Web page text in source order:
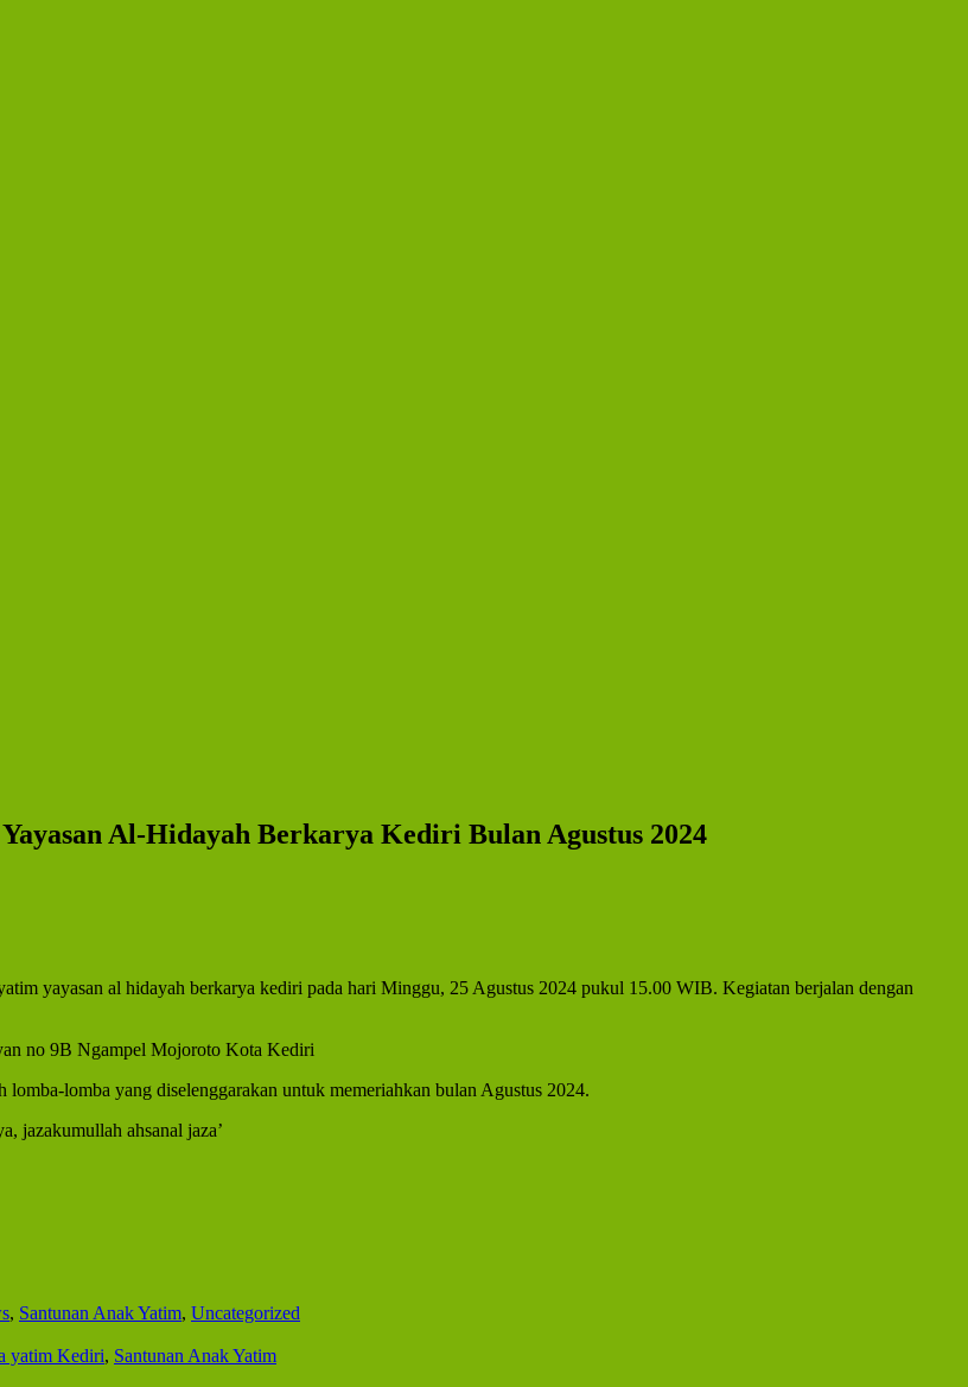
Al-Hidayah Berkarya Kediri Bulan Agustus 2024
yayasan al hidayah berkarya kediri pada hari Minggu, 25 Agustus 2024 pukul 15.00 WIB. Kegiatan berjalan dengan
no 9B Ngampel Mojoroto Kota Kediri
lomba yang diselenggarakan untuk memeriahkan bulan Agustus 2024.
jazakumullah ahsanal jaza’
, Santunan Anak Yatim, Uncategorized
yatim Kediri, Santunan Anak Yatim